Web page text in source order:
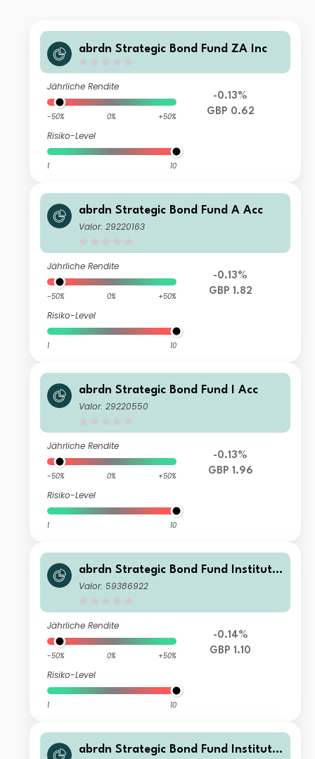
abrdn Strategic Bond Fund ZA Inc
Jährliche Rendite
-50% 0% +50%
Risiko-Level
1 10
-0.13%
GBP 0.62
abrdn Strategic Bond Fund A Acc
Valor: 29220163
Jährliche Rendite
-50% 0% +50%
Risiko-Level
1 10
-0.13%
GBP 1.82
abrdn Strategic Bond Fund I Acc
Valor: 29220550
Jährliche Rendite
-50% 0% +50%
Risiko-Level
1 10
-0.13%
GBP 1.96
abrdn Strategic Bond Fund Institutio
nal K Accumulation
Valor: 59386922
Jährliche Rendite
-50% 0% +50%
Risiko-Level
1 10
-0.14%
GBP 1.10
abrdn Strategic Bond Fund Institutio